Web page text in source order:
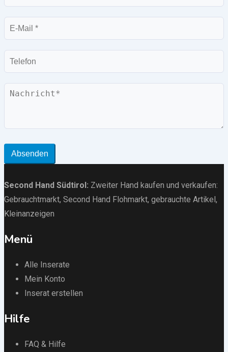
E-
Mail
Telefon
Nachricht
Absenden
Second Hand Südtirol : Zweiter Hand kaufen und verkaufen:
Gebrauchtmarkt, Second Hand Flohmarkt, gebrauchte Artikel ,
Kleinanzeigen
Menü
Alle Inserate
Mein Konto
Inserat erstellen
Hilfe
FAQ & Hilfe